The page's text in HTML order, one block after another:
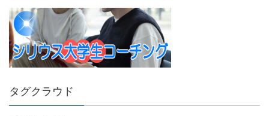
タグクラウド